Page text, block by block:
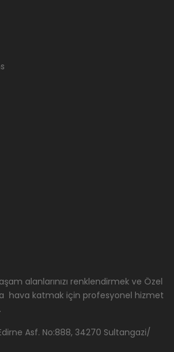
alanlarınızı renklendirmek ve Özel
hava katmak için profesyonel hizmet
Asf. No:888, 34270 Sultangazi/